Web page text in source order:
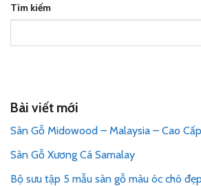
Tìm kiếm
Bài viết mới
Sàn Gỗ Midowood – Malaysia – Cao Cấp
Sàn Gỗ Xương Cá Samalay
Bộ sưu tập 5 mẫu sàn gỗ màu óc chó